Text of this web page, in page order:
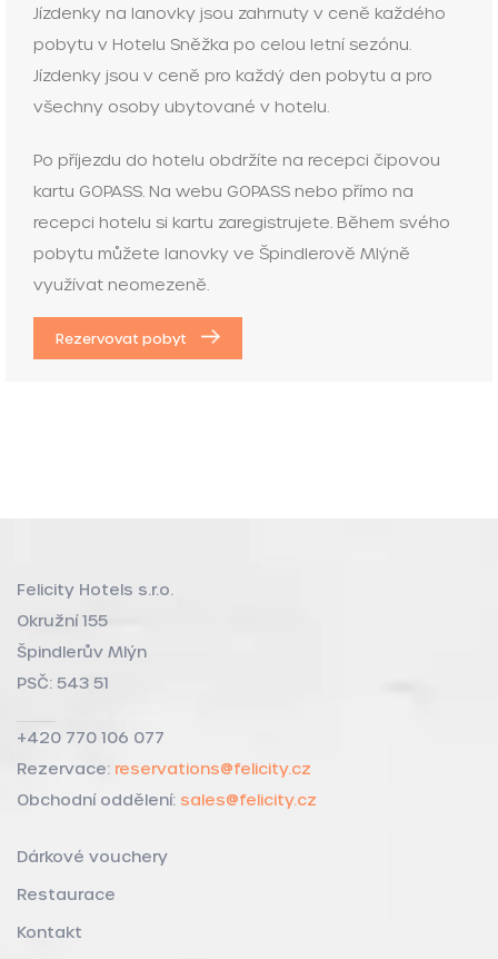
Jízdenky na lanovky jsou zahrnuty v ceně každého
pobytu v Hotelu Sněžka po celou letní sezónu.
Jízdenky jsou v ceně pro každý den pobytu a pro
všechny osoby ubytované v hotelu.
Po příjezdu do hotelu obdržíte na recepci čipovou
kartu GOPASS. Na webu GOPASS nebo přímo na
recepci hotelu si kartu zaregistrujete. Během svého
pobytu můžete lanovky ve Špindlerově Mlýně
využívat neomezeně.
Rezervovat pobyt
Felicity Hotels s.r.o.
Okružní 155
Špindlerův Mlýn
PSČ: 543 51
+420 770 106 077
Rezervace: reservations@felicity.cz
Obchodní oddělení: sales@felicity.cz
Dárkové vouchery
Restaurace
Kontakt